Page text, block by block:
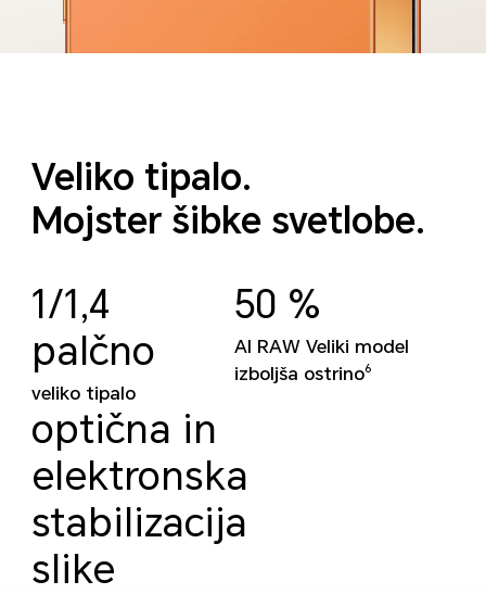
Veliko tipalo.
Mojster šibke svetlobe.
1/1,4
palčno
veliko tipalo
50 %
AI RAW Veliki model
izboljša ostrino6
optična in
elektronska
stabilizacija
slike